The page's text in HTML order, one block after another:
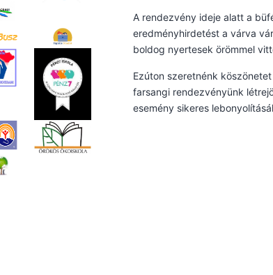
A rendezvény ideje alatt a
eredményhirdetést a várva
boldog nyertesek örömmel
Ezúton szeretnénk
farsangi rendezvényünk
esemény sikeres